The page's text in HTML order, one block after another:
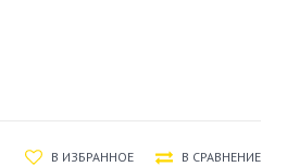
В ИЗБРАННОЕ В СРАВНЕНИЕ